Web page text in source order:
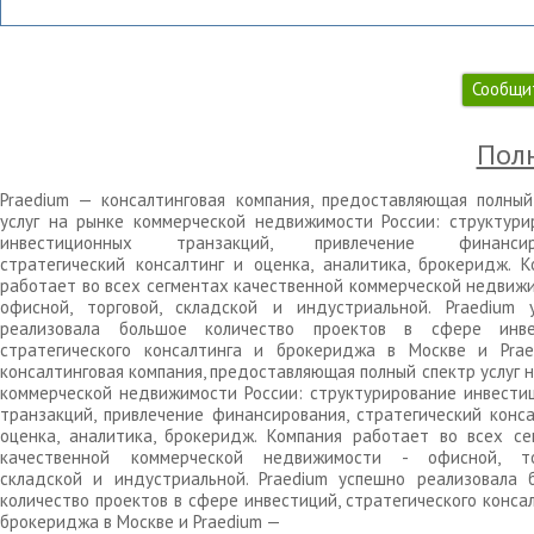
Praedium — консалтинговая компания, предоставляющая
услуг на рынке коммерческой недвижимости России:
инвестиционных транзакций, привлечение
стратегический консалтинг и оценка, аналитика, брокеридж.
работает во всех сегментах качественной коммерческой
офисной, торговой, складской и индустриальной. Praedium
реализовала большое количество проектов в сфере
стратегического консалтинга и брокериджа в Москве и
консалтинговая компания, предоставляющая полный спектр услуг
коммерческой недвижимости России: структурирование
транзакций, привлечение финансирования, стратегический
оценка, аналитика, брокеридж. Компания работает во всех
качественной коммерческой недвижимости - офисной,
складской и индустриальной. Praedium успешно реализовала
количество проектов в сфере инвестиций, стратегического
брокериджа в Москве и Praedium —